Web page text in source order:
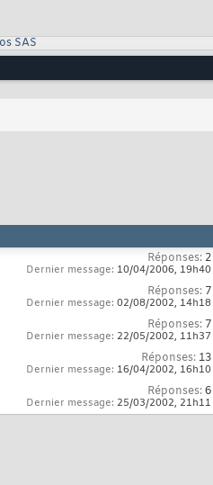
SAS
Réponses: 2
Dernier message: 10/04/2006, 19h40
Réponses: 7
Dernier message: 02/08/2002, 14h18
Réponses: 7
Dernier message: 22/05/2002, 11h37
Réponses: 13
Dernier message: 16/04/2002, 16h10
Réponses:6
Dernier message: 25/03/2002, 21h11